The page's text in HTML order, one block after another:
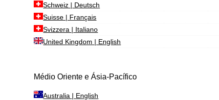
Schweiz | Deutsch
Suisse | Français
Svizzera | Italiano
United Kingdom | English
Médio Oriente e Ásia-Pacífico
Australia | English